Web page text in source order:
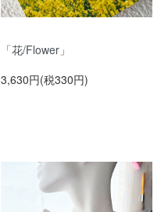
「花/Flower」
3,630円(税330円)